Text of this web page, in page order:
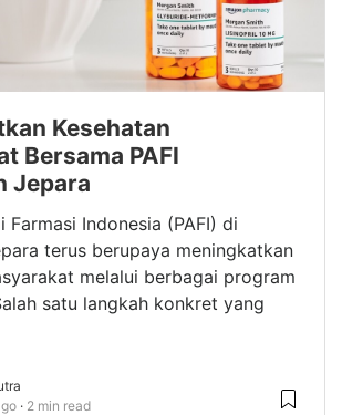
Kesehatan
Bersama PAFI
Jepara
Farmasi Indonesia (PAFI) di
terus berupaya meningkatkan
melalui berbagai program
satu langkah konkret yang
2 min read